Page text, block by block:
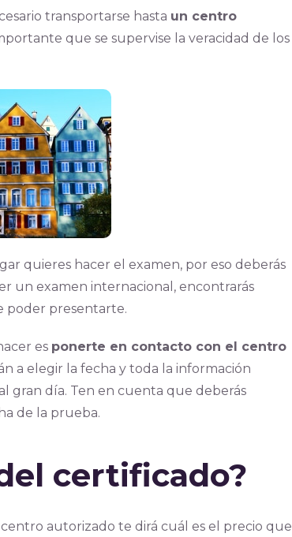
transportarse hasta un centro
que se supervise la veracidad de los
quieres hacer el examen, por eso deberás
un examen internacional, encontrarás
poder presentarte.
es ponerte en contacto con el centro
a elegir la fecha y toda la información
gran día. Ten en cuenta que deberás
de la prueba.
certificado?
autorizado te dirá cuál es el precio que